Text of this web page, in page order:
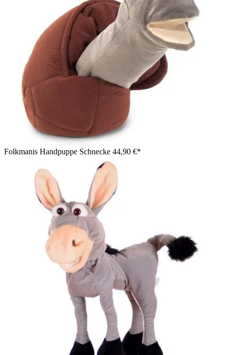
Folkmanis Handpuppe Schnecke 44,90 €*